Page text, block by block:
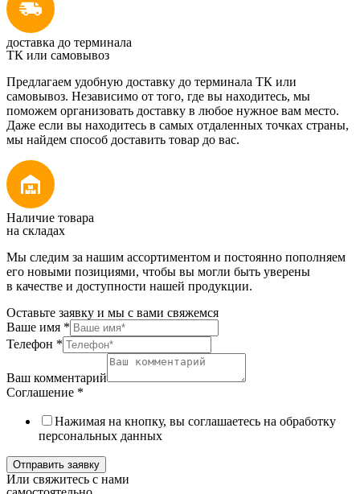
доставка до терминала
ТК или самовывоз
Предлагаем удобную доставку до терминала ТК или
самовывоз. Независимо от того, где вы находитесь, мы
поможем организовать доставку в любое нужное вам место.
Даже если вы находитесь в самых отдаленных точках страны,
мы найдем способ доставить товар до вас.
Наличие товара
на складах
Мы следим за нашим ассортиментом и постоянно пополняем
его новыми позициями, чтобы вы могли быть уверены
в качестве и доступности нашей продукции.
Оставьте заявку и мы с вами свяжемся
Ваше имя *
Телефон *
Ваш комментарий
Соглашение *
Нажимая на кнопку, вы соглашаетесь на обработку
персональных данных
Отправить заявку
Или свяжитесь с нами